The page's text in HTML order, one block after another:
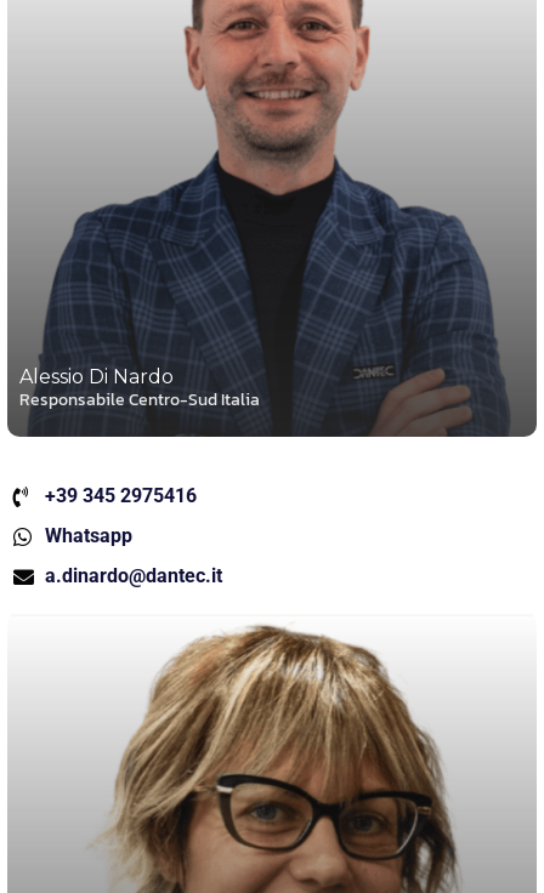
Alessio Di Nardo
Responsabile Centro-Sud Italia
+39 345 2975416
Whatsapp
a.dinardo@dantec.it